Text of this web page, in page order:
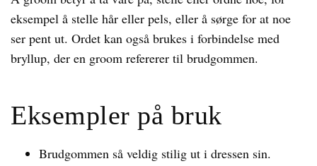
eksempel å stelle hår eller pels, eller å sørge for at noe
ser pent ut. Ordet kan også brukes i forbindelse med
bryllup, der en groom refererer til brudgommen.
Eksempler på bruk
Brudgommen så veldig stilig ut i dressen sin.